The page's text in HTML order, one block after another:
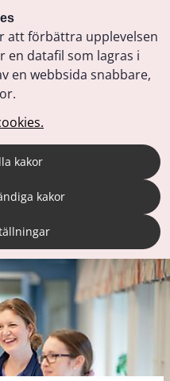
att förbättra upplevelsen
en datafil som lagras i
en webbsida snabbare,
kakor
kakor